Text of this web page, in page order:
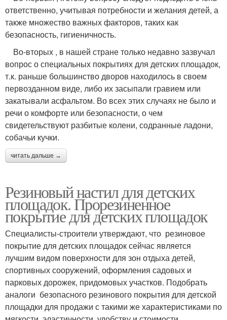
ответственно, учитывая потребности и желания детей, а
также множество важных факторов, таких как
безопасность, гигиеничность.
Во-вторых , в нашей стране только недавно зазвучал
вопрос о специальных покрытиях для детских площадок,
т.к. раньше большинство дворов находилось в своем
первозданном виде, либо их засыпали гравием или
закатывали асфальтом. Во всех этих случаях не было и
речи о комфорте или безопасности, о чем
свидетельствуют разбитые колени, содранные ладони,
собачьи кучки.
читать дальше →
Резиновый настил для детских
площадок. Прорезиненное
покрытие для детских площадок
Специалисты-строители утверждают, что резиновое
покрытие для детских площадок сейчас является
лучшим видом поверхности для зон отдыха детей,
спортивных сооружений, оформления садовых и
парковых дорожек, придомовых участков. Подобрать
аналоги безопасного резинового покрытия для детской
площадки для продажи с такими же характеристиками по